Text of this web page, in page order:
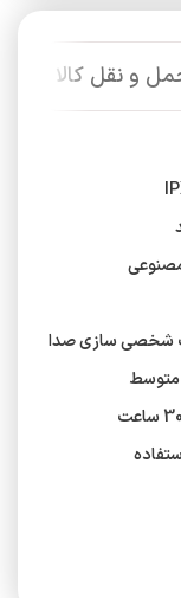
و نقل کالا